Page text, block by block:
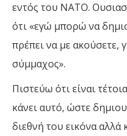
εντός του ΝΑΤΟ.
ότι «εγώ μπορώ να
πρέπει να με ακούσετε,
σύμμαχος».
Πιστεύω ότι είναι
κάνει αυτό, ώστε
διεθνή του εικόνα